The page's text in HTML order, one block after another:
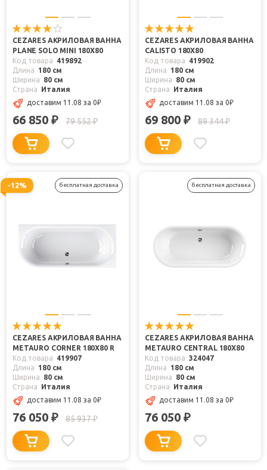
CEZARES АКРИЛОВАЯ ВАННА
PLANE SOLO MINI 180X80
Код товара
419892
Длина
180 см
Ширина
80 см
Страна
Италия
доставим 11.08 за 0₽
66 850 ₽ 79 552₽
CEZARES АКРИЛОВАЯ ВАННА
CALISTO 180X80
Код товара
419902
Длина
180 см
Ширина
80 см
Страна
Италия
доставим 11.08 за 0₽
69 800 ₽ 89 344₽
-12% бесплатная доставка
CEZARES АКРИЛОВАЯ ВАННА
METAURO CORNER 180X80 R
Код товара
419907
Длина
180 см
Ширина
80 см
Страна
Италия
доставим 11.08 за 0₽
76 050 ₽ 85 937₽
бесплатная доставка
CEZARES АКРИЛОВАЯ ВАННА
METAURO CENTRAL 180X80
Код товара 324047
Длина
180 см
Ширина
80 см
Страна
Италия
доставим 11.08 за 0₽
76 050 ₽